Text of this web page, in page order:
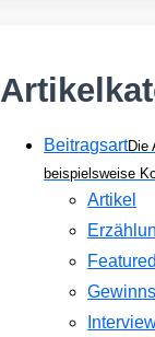
BeitragsartDie
beispielsweise
Artikel